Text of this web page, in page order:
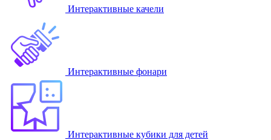
Интерактивные качели
Интерактивные фонари
Интерактивные кубики для детей